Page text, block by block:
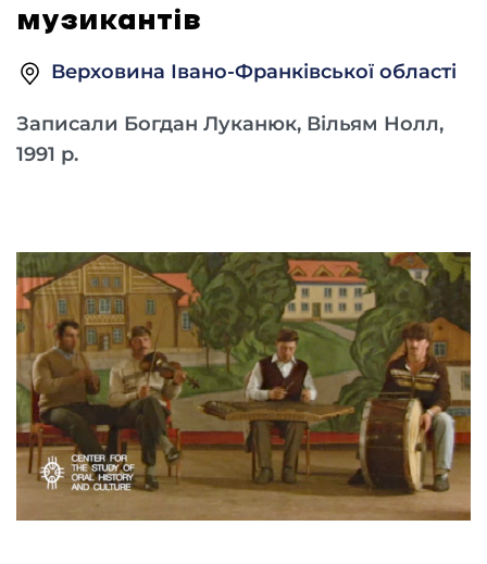
музикантів
Верховина Івано-Франківської області
Записали Богдан Луканюк, Вільям Нолл,
1991 р.